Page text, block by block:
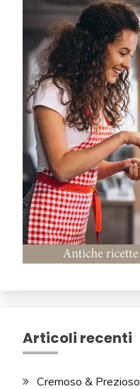
Articoli recenti
Cremoso & Prezioso